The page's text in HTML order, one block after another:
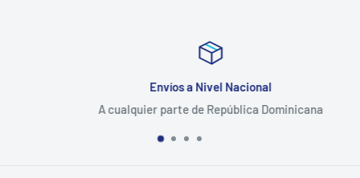
Envíos a Nivel Nacional
A cualquier parte de República Dominicana